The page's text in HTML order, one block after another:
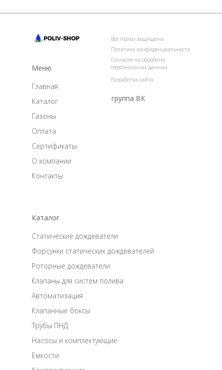
Главная
Все права защищены
Политика конфиденциальности
Разработка сайта
Согласие на обработку
персональных данных
Каталог
Газоны
Оплата
Сертификаты
О компании
Контакты
Статические дождеватели
Форсунки статических дождевателей
Роторные дождеватели
Клапаны для систем полива
Автоматизация
Клапанные боксы
Меню
Каталог
Трубы ПНД
Насосы и комплектующие
Емкости
группа ВК